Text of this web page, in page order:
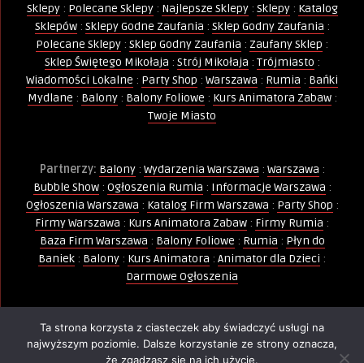
Sklepy: Polecane Sklepy: Najlepsze Sklepy: Sklepy: Katalog
Sklepów: Sklepy Godne Zaufania : Sklep Godny Zaufania :
Polecane Sklepy : Sklep Godny Zaufania : Zaufany Sklep :
Sklep Świętego Mikołaja : Strój Mikołaja : Trójmiasto :
Wiadomości Lokalne : Party Shop : Warszawa : Rumia : Bańki
Mydlane : Balony: Balony Foliowe : Kurs Animatora Zabaw:
Twoje Miasto
Partnerzy: Balony: Wydarzenia Warszawa : Warszawa :
Bubble Show: Ogłoszenia Rumia : Informacje Warszawa :
Ogłoszenia Warszawa : Katalog Firm Warszawa : Party Shop :
Firmy Warszawa : Kurs Animatora Zabaw : Firmy Rumia :
Baza Firm Warszawa : Balony Foliowe : Rumia : Płyn do
Baniek : Balony : Kurs Animatora : Animator dla Dzieci :
Darmowe Ogłoszenia
Wszelkie Prawa Zastrzeżone - Kopiowanie, powielanie i
wykorzystywanie treści, zdjęć, grafik jest zabronione -
Ta strona korzysta z ciasteczek aby świadczyć usługi na
najwyższym poziomie. Dalsze korzystanie ze strony oznacza,
że zgadzasz się na ich użycie.